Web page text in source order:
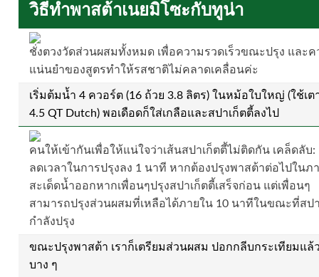
วิธีทำพาสต้าเนยมิโซะกับทูน่า
ชั่งตวงวัดส่วนผสมทั้งหมด เพื่อความรวดเร็วขณะปรุง และค
แน่นยำของสูตรทำให้รสชาติไม่คลาดเคลื่อนค่ะ
เริ่มต้มน้ำ 4 ควอร์ต (16 ถ้วย 3.8 ลิตร) ในหม้อใบใหญ่ (ใช้เต
4.5 QT Dutch) พอเดือดก็ใส่เกลือและสปาเก็ตตี้ลงไป
คนให้เข้ากันเพื่อให้แน่ใจว่าเส้นสปาเก็ตตี้ไม่ติดกัน เคล็ดลับ:
ลดเวลาในการปรุงลง 1 นาที หากต้องปรุงพาสต้าต่อไปในภ
สะเด็ดน้ำออกหากเพื่อนๆปรุงสปาเก็ตตี้เสร็จก่อน แต่เพื่อนๆ
สามารถปรุงส่วนผสมที่เหลือได้ภายใน 10 นาทีในขณะที่สป
กำลังปรุง
ขณะปรุงพาสต้า เราก็เตรียมส่วนผสม ปอกกลีบกระเทียมแล้
บาง ๆ